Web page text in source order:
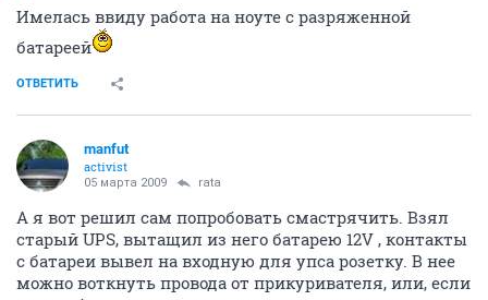
Имелась ввиду работа на ноуте с разряженной
батареей
ОТВЕТИТЬ
manfut
activist
05 марта 2009 rata
А я вот решил сам попробовать смастрячить. Взял
старый UPS, вытащил из него батарею 12V , контакты
с батареи вывел на входную для упса розетку. В нее
можно воткнуть провода от прикуривателя, или, если